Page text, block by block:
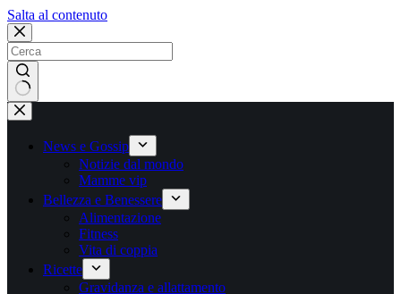
Salta al contenutoSalta
contenuto
Nessun
risultato
News e Gossip
Notizie dal mondo
Mamme vip
Bellezza e Benessere
Alimentazione
Fitness
Vita di coppia
Ricette
Gravidanza e allattamento